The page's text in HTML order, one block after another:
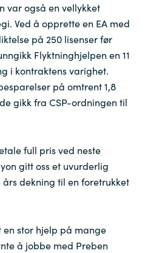
var også en vellykket
Ved å opprette en EA med
på 250 lisenser før
Flyktninghjelpen en 11
i kontraktens varighet.
på omtrent 1,8
gikk fra CSP-ordningen til
full pris ved neste
gitt oss et uvurderlig
dekning til en foretrukket
stor hjelp på mange
å jobbe med Preben